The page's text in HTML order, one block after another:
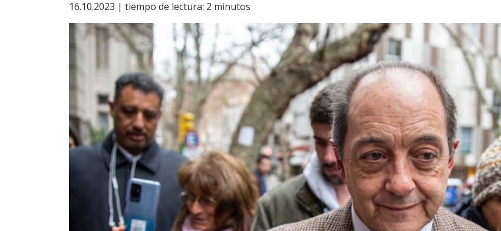
16.10.2023 | tiempo de lectura: 2 minutos